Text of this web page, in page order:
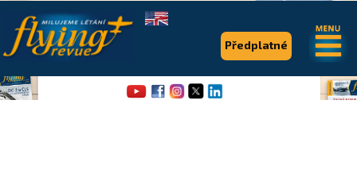
Předplatné
.